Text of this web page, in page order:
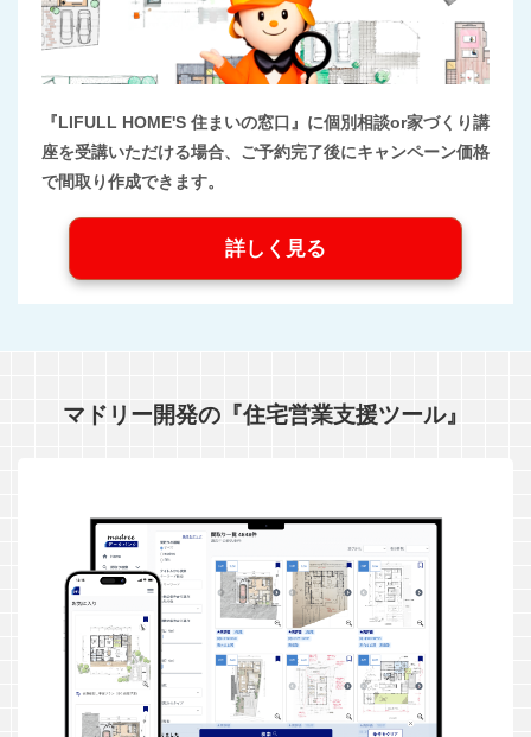
『LIFULL HOME'S 住まいの窓口』に個別相談or家づくり講
座を受講いただける場合、ご予約完了後にキャンペーン価格
で間取り作成できます。
詳しく見る
マドリー開発の『住宅営業支援ツール』